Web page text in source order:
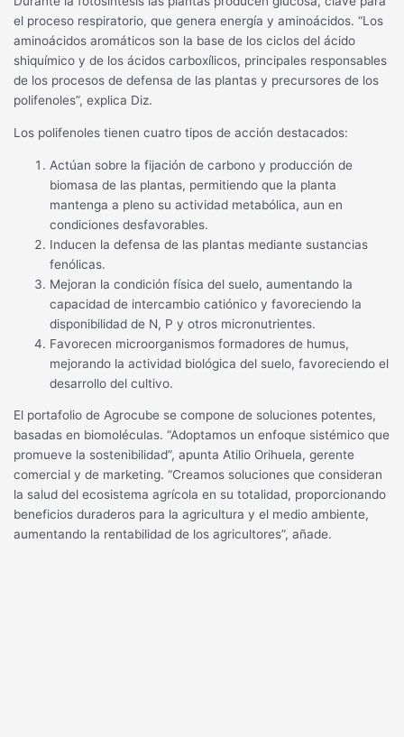
el proceso respiratorio, que genera energía y aminoácidos. “Los
aminoácidos aromáticos son la base de los ciclos del ácido
shiquímico y de los ácidos carboxílicos, principales responsables
de los procesos de defensa de las plantas y precursores de los
polifenoles”, explica Diz.
Los polifenoles tienen cuatro tipos de acción destacados:
Actúan sobre la fijación de carbono y producción de
biomasa de las plantas, permitiendo que la planta
mantenga a pleno su actividad metabólica, aun en
condiciones desfavorables.
Inducen la defensa de las plantas mediante sustancias
fenólicas.
Mejoran la condición física del suelo, aumentando la
capacidad de intercambio catiónico y favoreciendo la
disponibilidad de N, P y otros micronutrientes.
Favorecen microorganismos formadores de humus,
mejorando la actividad biológica del suelo, favoreciendo el
desarrollo del cultivo.
El portafolio de Agrocube se compone de soluciones potentes,
basadas en biomoléculas. “Adoptamos un enfoque sistémico que
promueve la sostenibilidad”, apunta Atilio Orihuela, gerente
comercial y de marketing. “Creamos soluciones que consideran
la salud del ecosistema agrícola en su totalidad, proporcionando
beneficios duraderos para la agricultura y el medio ambiente,
aumentando la rentabilidad de los agricultores”, añade.